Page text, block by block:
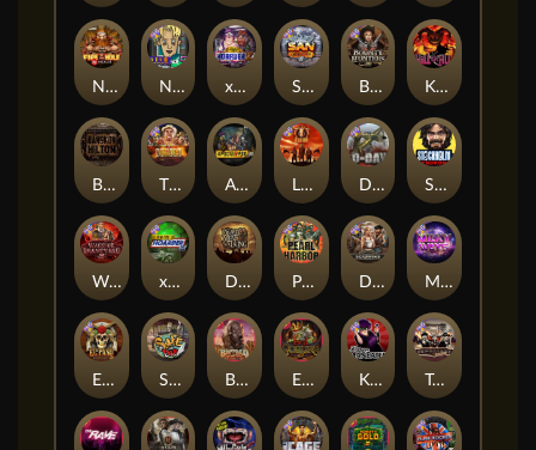
Kill Em All
Nexus Fire In The Hole xBomb
Dead Men Walking
Skate or Die
Stockholm Syndrome
Apocalypse Super xNudge
Bangkok Hilton
Tombstone No Mercy
xWays Hoarder 2
Nine To Five Bounty Hunters xNudge®
El Pasa Gunfight xNudge
Warrior Graveyard xNudge
Little Bighorn
Evil Goblins xBomb
San Quentin xWays
Deadwood xNudge
Buffalo Hunter
Milky Ways
Pearl Harbor
xWays Hoarder xSplit
Karen Maneater
D Day
The Border